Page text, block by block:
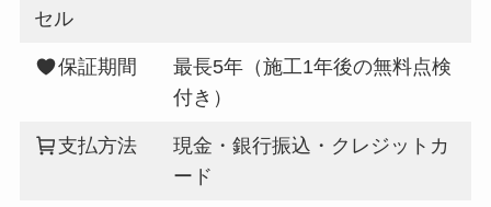
セル
保証期間
最長5年（施工1年後の無料点検
付き）
支払方法
現金・銀行振込・クレジットカ
ード